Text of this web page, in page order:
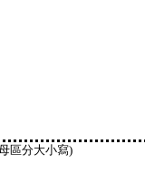
區分大小寫)